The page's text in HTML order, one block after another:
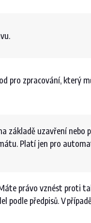
pro zpracování, který
základě uzavření nebo
Platí jen pro
právo vznést proti
podle předpisů. V